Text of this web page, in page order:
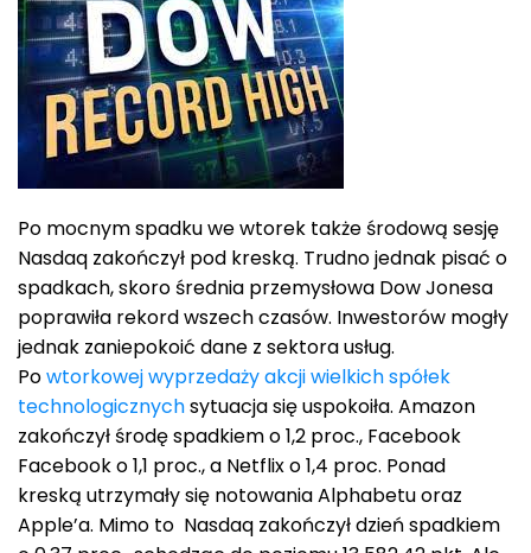
Po mocnym spadku we wtorek także środową sesję
Nasdaq zakończył pod kreską. Trudno jednak pisać o
spadkach, skoro średnia przemysłowa Dow Jonesa
poprawiła rekord wszech czasów. Inwestorów mogły
jednak zaniepokoić dane z sektora usług.
Powtorkowej wyprzedaży akcji wielkich spółek
technologicznychsytuacja się uspokoiła. Amazon
zakończył środę spadkiem o 1,2 proc., Facebook
Facebook o 1,1 proc., a Netflix o 1,4 proc. Ponad
kreską utrzymały się notowania Alphabetu oraz
Apple’a. Mimo to Nasdaq zakończył dzień spadkiem